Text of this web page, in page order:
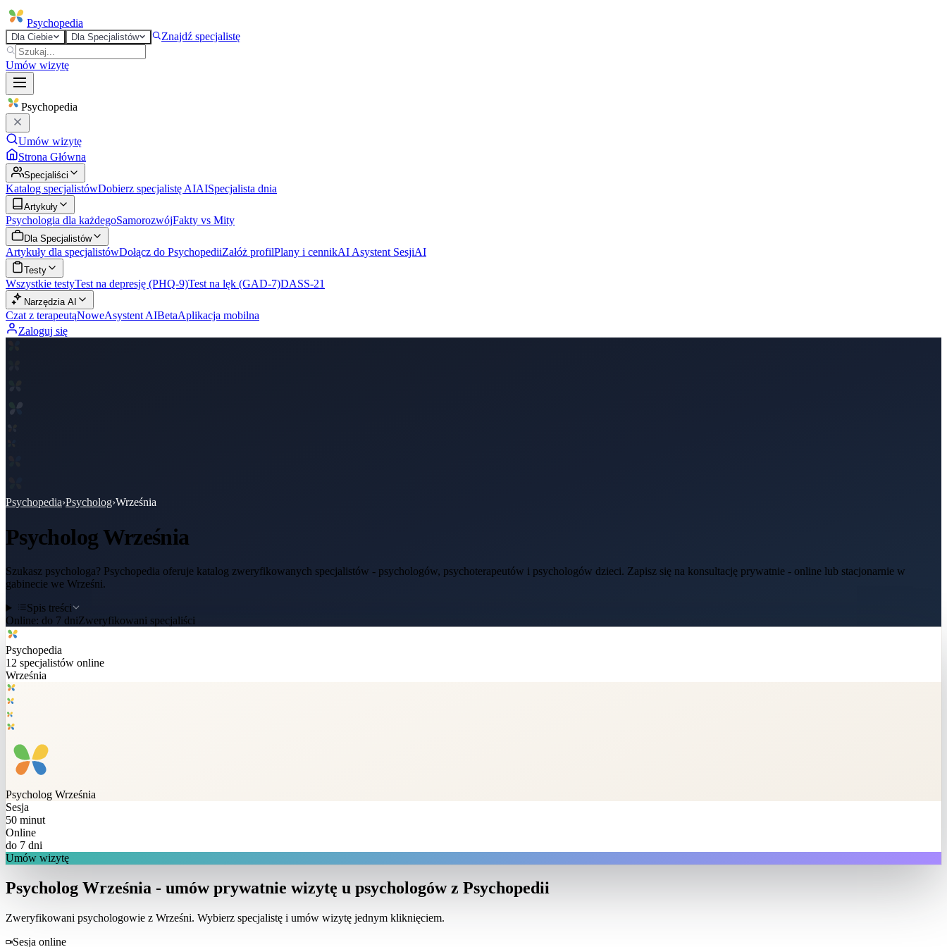
Psychopedia
Dla Ciebie Dla Specjalistów Znajdź specjalistę
Umów wizytę
Psychopedia
Umów wizytę
Strona Główna
Specjaliści
Katalog specjalistówDobierz specjalistę AIAISpecjalista dnia
Artykuły
Psychologia dla każdegoSamorozwójFakty vs Mity
Dla Specjalistów
Artykuły dla specjalistówDołącz do PsychopediiZałóż profilPlany i cennikAI Asystent SesjiAI
Testy
Wszystkie testyTest na depresję (PHQ-9)Test na lęk (GAD-7)DASS-21
Narzędzia AI
Czat z terapeutąNoweAsystent AIBetaAplikacja mobilna
Zaloguj się
Psychopedia›Psycholog›Września
PsychologWrześnia
Szukasz psychologa? Psychopedia oferuje katalog zweryfikowanych specjalistów - psychologów, psychoterapeutów i psychologów dzieci. Zapisz się na konsultację prywatnie - online lub stacjonarnie w
gabinecie we Wrześni.
Spis treści
Online: do 7 dniZweryfikowani specjaliści
Psychopedia
12 specjalistów online
Września
Psycholog Września
Sesja
50 minut
Online
do 7 dni
Umów wizytę
Psycholog Września - umów prywatnie wizytę u psychologów z Psychopedii
Zweryfikowani psychologowie z Wrześni. Wybierz specjalistę i umów wizytę jednym kliknięciem.
Sesja online